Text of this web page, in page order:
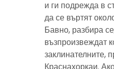
и ги подрежда в
да се въртят
Бавно, разбира
възпроизвеждат
заклинателните,